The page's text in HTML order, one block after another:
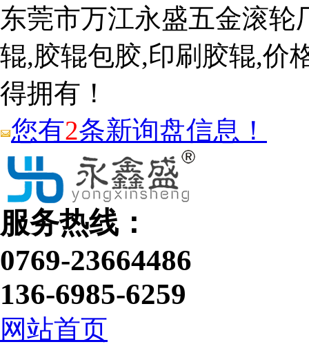
东莞市万江永盛五金滚
辊,胶辊包胶,印刷胶辊,价
得拥有！
您有2条新询盘信息！
服务热线：
0769-23664486
136-6985-6259
网站首页